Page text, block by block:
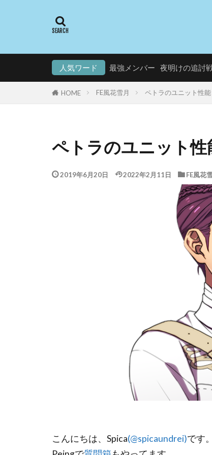
人気ワード 最強メンバー 夜明けの追討
HOME FE風花雪月 ペトラのユニット性
ペトラのユニット性
2019年6月20日 2022年2月11日 FE風花
こんにちは、Spica(@spicaundrei)です。